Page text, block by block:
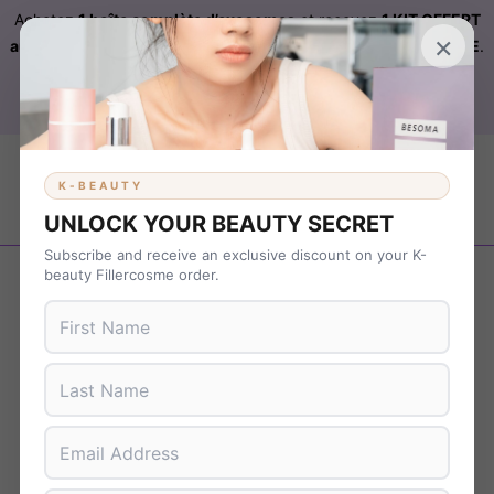
Achetez1 boîte complète d’exosomeset recevez1 KIT OFFERT
automatiquement ajouté à votre commande sur FILLERCOSME.
Livraison OFFERTE KBEAUTYdès 899 € d’achat. Code :
B37NS7T9
Revenir en arrière
WELLS LINE
×
K-BEAUTY
UNLOCK YOUR BEAUTY SECRET
Subscribe and receive an exclusive discount on your K-
beauty Fillercosme order.